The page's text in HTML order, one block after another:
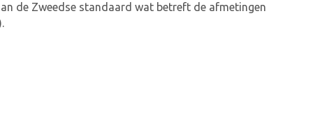
de Zweedse standaard wat betreft de afmetingen